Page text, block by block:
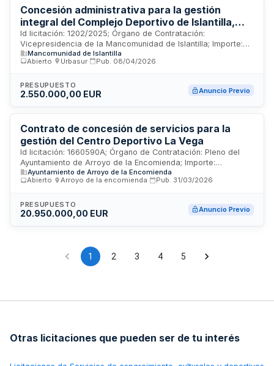
Concesión administrativa para la gestión
integral del Complejo Deportivo de Islantilla,
ubicado en la UEE-4 del Plan Parcial nº 2,
incluyendo la previa ejecución de las obras de
reforma y adecuación necesarias para su
Id licitación: 1202/2025; Órgano de Contratación:
Vicepresidencia de la Mancomunidad de Islantilla; Importe:
2550000 EUR; Estado: PRE
Mancomunidad de Islantilla
Abierto
Urbasur Pub. 08/04/2026
PRESUPUESTO
2.550.000,00 EUR Anuncio Previo
Contrato de concesión de servicios para la
gestión del Centro Deportivo La Vega
Id licitación: 1660590A; Órgano de Contratación: Pleno del
Ayuntamiento de Arroyo de la Encomienda; Importe:
17530000 EUR; Estado: PRE
Ayuntamiento de Arroyo de la Encomienda
Abierto
Arroyo de la encomienda Pub. 31/03/2026
PRESUPUESTO
20.950.000,00 EUR Anuncio Previo
1 2 3 4 5
Otras licitaciones que pueden ser de tu interés